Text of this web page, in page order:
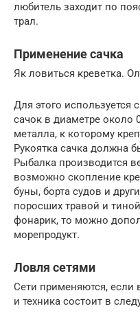
любитель заходит по
трал.
Применение сачка
Як ловиться креветка.
Для этого
сачок в диаметре около
металла, к которому
Рукоятка сачка должна
Рыбалка производится
возможно скопление
буны, борта судов и
поросших травой и
фонарик, то можно
морепродукт.
Ловля сетями
Сети применяются, если
и техника состоит в